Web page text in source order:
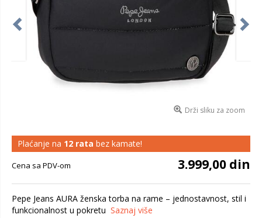
Drži sliku za zoom
Plaćanje na 12 rata bez kamate!
Cena sa PDV-om 3.999,00 din
Pepe Jeans AURA ženska torba na rame – jednostavnost, stil i
funkcionalnost u pokretu Saznaj više